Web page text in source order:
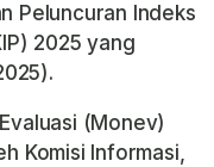
Peluncuran Indeks
2025 yang
(Monev)
Komisi Informasi,